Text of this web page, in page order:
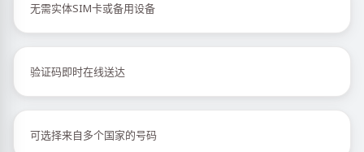
无需实体SIM卡或备用设备
验证码即时在线送达
可选择来自多个国家的号码